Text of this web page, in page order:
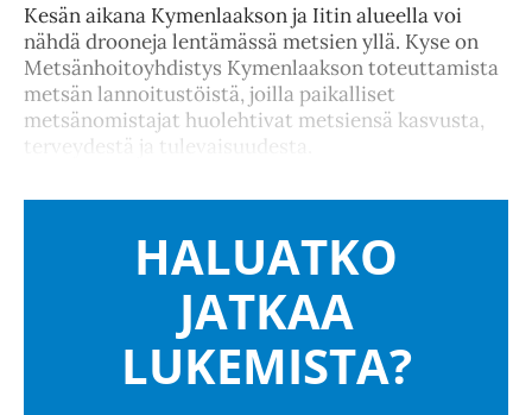
Kesän aikana Kymenlaakson ja Iitin alueella voi
nähdä drooneja lentämässä metsien yllä. Kyse on
Metsänhoitoyhdistys Kymenlaakson toteuttamista
metsän lannoitustöistä, joilla paikalliset
metsänomistajat huolehtivat metsiensä kasvusta,
terveydestä ja tulevaisuudesta.
HALUATKO
JATKAA
LUKEMISTA?